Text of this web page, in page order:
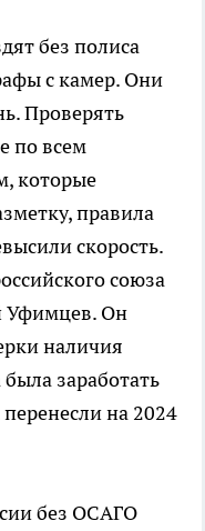
без полиса
с камер. Они
Проверять
по всем
которые
правила
скорость.
союза
Уфимцев. Он
наличия
заработать
на 2024
без ОСАГО